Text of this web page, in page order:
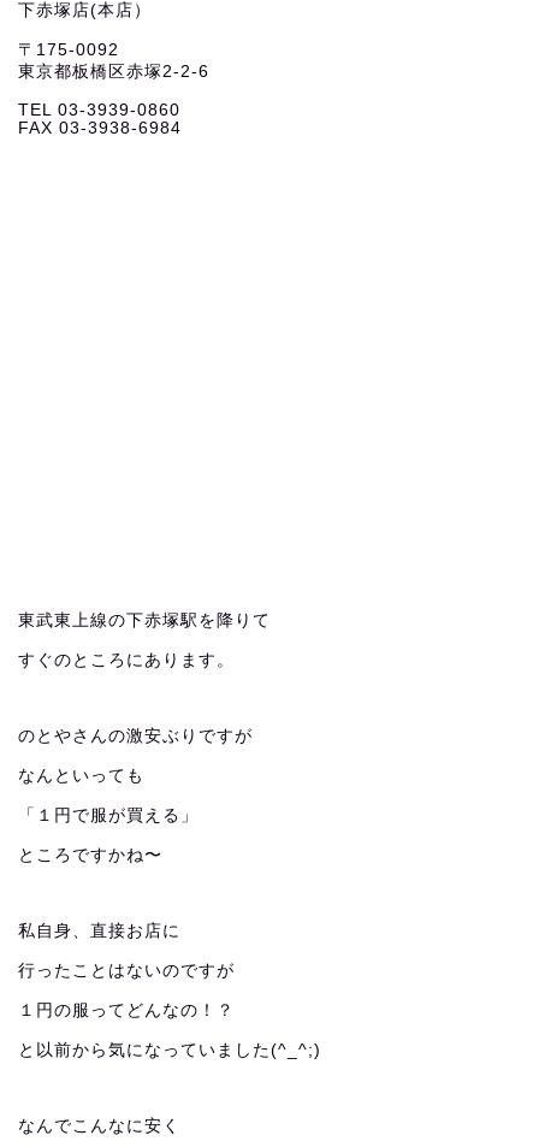
下赤塚店(本店）
〒175-0092
東京都板橋区赤塚2-2-6
TEL 03-3939-0860
FAX 03-3938-6984
東武東上線の下赤塚駅を降りて
すぐのところにあります。
のとやさんの激安ぶりですが
なんといっても
「１円で服が買える」
ところですかね〜
私自身、直接お店に
行ったことはないのですが
１円の服ってどんなの！？
と以前から気になっていました(^_^;)
なんでこんなに安く